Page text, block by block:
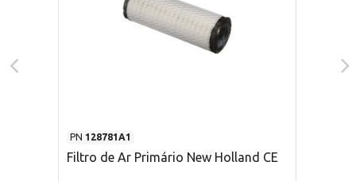
PN 128781A1
Filtro de Ar Primário New Holland CE